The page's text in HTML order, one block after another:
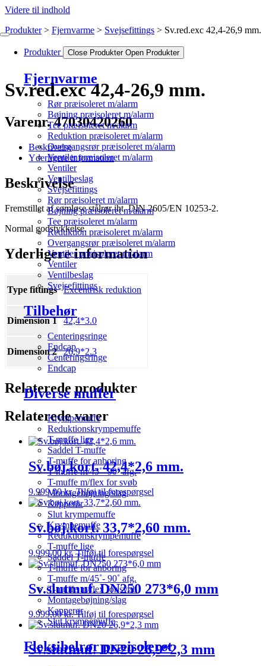
Videre til indhold
Produkter Close Produkter Open Produkter
Fjernvarme
Rør præisoleret m/alarm
Bøjning præisoleret m/alarm
Tee præisoleret m/alarm
Reduktion præisoleret m/alarm
Overgangsrør præisoleret m/alarm
Ventiler præisoleret m/alarm
Ventiler
Ventilbeslag
Svejsefittings
Rør præisoleret m/alarm
Bøjning præisoleret m/alarm
Tee præisoleret m/alarm
Reduktion præisoleret m/alarm
Overgangsrør præisoleret m/alarm
Ventiler præisoleret m/alarm
Ventiler
Ventilbeslag
Svejsefittings
Tilbehør
Centeringsringe
Endcap
Centeringsringe
Endcap
Diverse muffer
Krympemuffe
Reduktionskrympemuffe
T-muffe lige
Saddel T-muffe
T-muffe for anboring
T-muffe m/45˚- 90˚ afg.
T-muffe m/flex for svøb
Montagebøjning/slag
Kapperør
Slut krympemuffe
Krympemuffe
Reduktionskrympemuffe
T-muffe lige
Saddel T-muffe
T-muffe for anboring
T-muffe m/45˚- 90˚ afg.
T-muffe m/flex for svøb
Montagebøjning/slag
Kapperør
Slut krympemuffe
Fleksibelrør præisoleret
Produkter Fjernvarme Svejsefittings Sv.red.exc 42,4-26,9 mm.
Sv.red.exc 42,4-26,9 mm.
Varenr. 47030420260
Beskrivelse
Yderligere information
Beskrivelse
Fremstillet af sømløse stålrør iht. DIN 2605/EN 10253-2.
Normal godstykkelse.
Yderligere information
Type fittings Excentrisk reduktion
Dimension 1 42,4*3.0
Dimension 2 26,9*2.3
Relaterede produkter
Relaterede varer
Sv.bøj.kort. 42,4*2,6 mm.
9.999,00kr. Tilføj til forespørgsel
Sv.bøj.kort. 33,7*2,60 mm.
9.999,00kr. Tilføj til forespørgsel
Sv.slutmuf. DN250 273*6,0 mm
9.999,00kr. Tilføj til forespørgsel
Sv.slutmuf. DN20 26,9*2,3 mm